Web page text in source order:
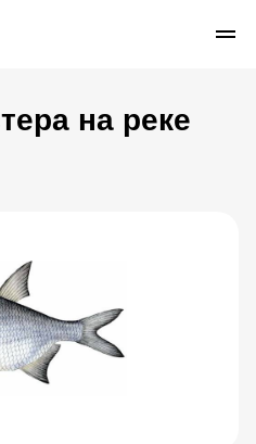
на реке